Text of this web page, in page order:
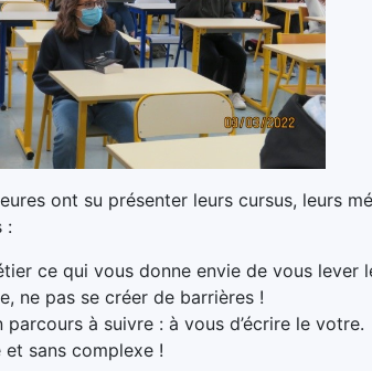
ont su présenter leurs cursus, leurs
:
ce qui vous donne envie de vous lever
ne pas se créer de barrières !
parcours à suivre : à vous d’écrire le votre.
et sans complexe !